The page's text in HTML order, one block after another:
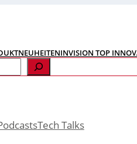
INVISION TOP
Tech Talks